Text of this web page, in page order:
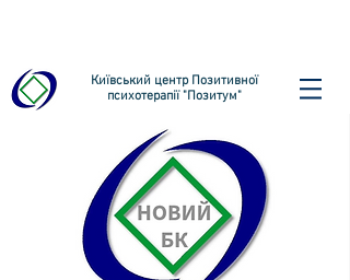
Київський центр Позитивної
психотерапії "Позитум"